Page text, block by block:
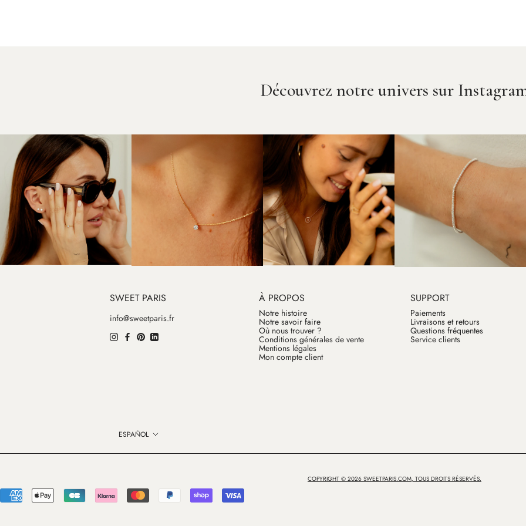
Découvrez notre univers sur
SWEET PARIS
info@sweetparis.fr
À PROPOS
Notre histoire
Notre savoir faire
Où nous trouver ?
Conditions générales de vente
Mentions légales
Mon compte client
SUPPORT
Paiements
Livraisons et retours
Questions fréquentes
Service clients
Idioma
ESPAÑOL
COPYRIGHT © 2026 SWEETPARIS.COM, TOUS DROITS RÉSERVÉS.